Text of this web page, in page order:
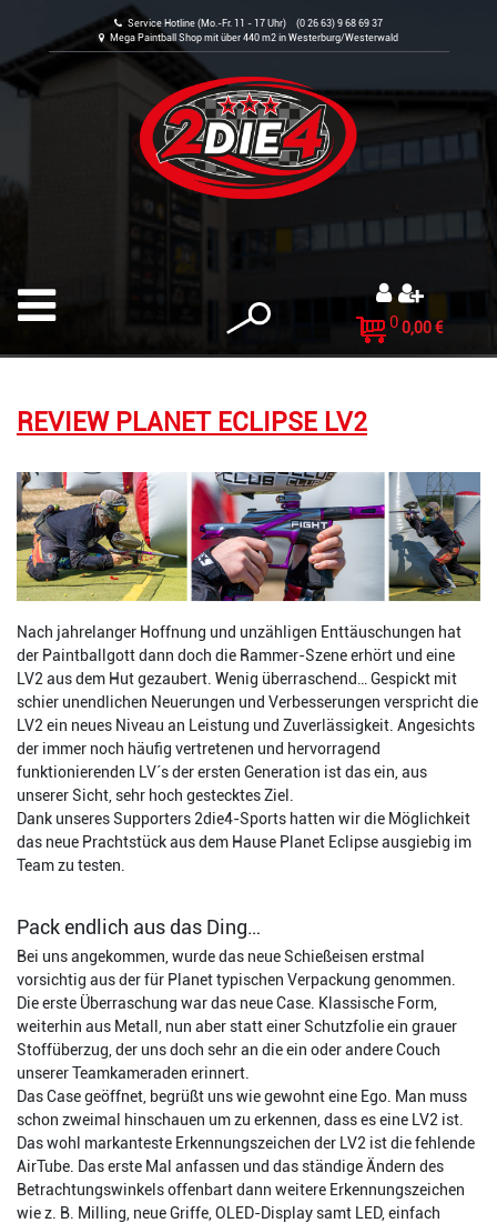
Service Hotline (Mo.-Fr. 11 - 17 Uhr) (0 26 63) 9 68 69 37
Mega Paintball Shop mit über 440 m2 in Westerburg/Westerwald
0 0,00 €
REVIEW PLANET ECLIPSE LV2
Nach jahrelanger Hoffnung und unzähligen Enttäuschungen hat
der Paintballgott dann doch die Rammer-Szene erhört und eine
LV2 aus dem Hut gezaubert. Wenig überraschend… Gespickt mit
schier unendlichen Neuerungen und Verbesserungen verspricht die
LV2 ein neues Niveau an Leistung und Zuverlässigkeit. Angesichts
der immer noch häufig vertretenen und hervorragend
funktionierenden LV´s der ersten Generation ist das ein, aus
unserer Sicht, sehr hoch gestecktes Ziel.
Dank unseres Supporters 2die4-Sports hatten wir die Möglichkeit
das neue Prachtstück aus dem Hause Planet Eclipse ausgiebig im
Team zu testen.
Pack endlich aus das Ding…
Bei uns angekommen, wurde das neue Schießeisen erstmal
vorsichtig aus der für Planet typischen Verpackung genommen.
Die erste Überraschung war das neue Case. Klassische Form,
weiterhin aus Metall, nun aber statt einer Schutzfolie ein grauer
Stoffüberzug, der uns doch sehr an die ein oder andere Couch
unserer Teamkameraden erinnert.
Das Case geöffnet, begrüßt uns wie gewohnt eine Ego. Man muss
schon zweimal hinschauen um zu erkennen, dass es eine LV2 ist.
Das wohl markanteste Erkennungszeichen der LV2 ist die fehlende
AirTube. Das erste Mal anfassen und das ständige Ändern des
Betrachtungswinkels offenbart dann weitere Erkennungszeichen
wie z. B. Milling, neue Griffe, OLED-Display samt LED, einfach